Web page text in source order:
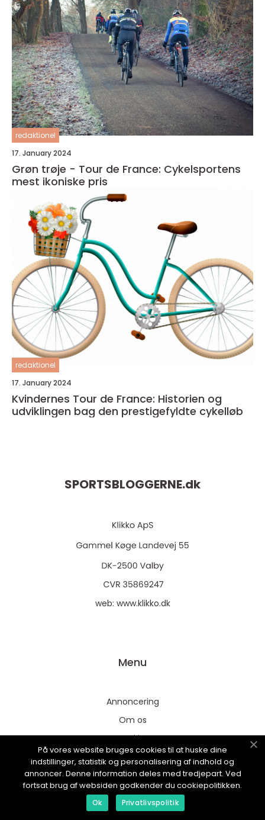
redaktionel
17. January 2024
Grøn trøje - Tour de France: Cykelsportens
mest ikoniske pris
redaktionel
17. January 2024
Kvindernes Tour de France: Historien og
udviklingen bag den prestigefyldte cykelløb
SPORTSBLOGGERNE.dk
web: www.klikko.dk
Menu
Annoncering
Om os
Cookies
Kontakt os
Sitemap
På vores website bruges cookies til at huske dine
indstillinger, statistik og personalisering af indhold og
annoncer. Denne information deles med tredjepart. Ved
fortsat brug af websiden godkender du cookiepolitikken.
Ok Privatlivspolitik